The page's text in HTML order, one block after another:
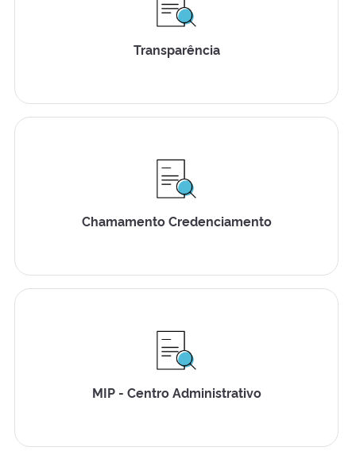
Transparência
Chamamento Credenciamento
MIP - Centro Administrativo